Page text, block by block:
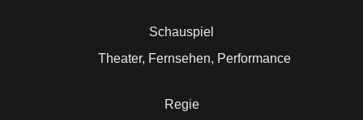
Schauspiel
Theater, Fernsehen, Performance
Regie